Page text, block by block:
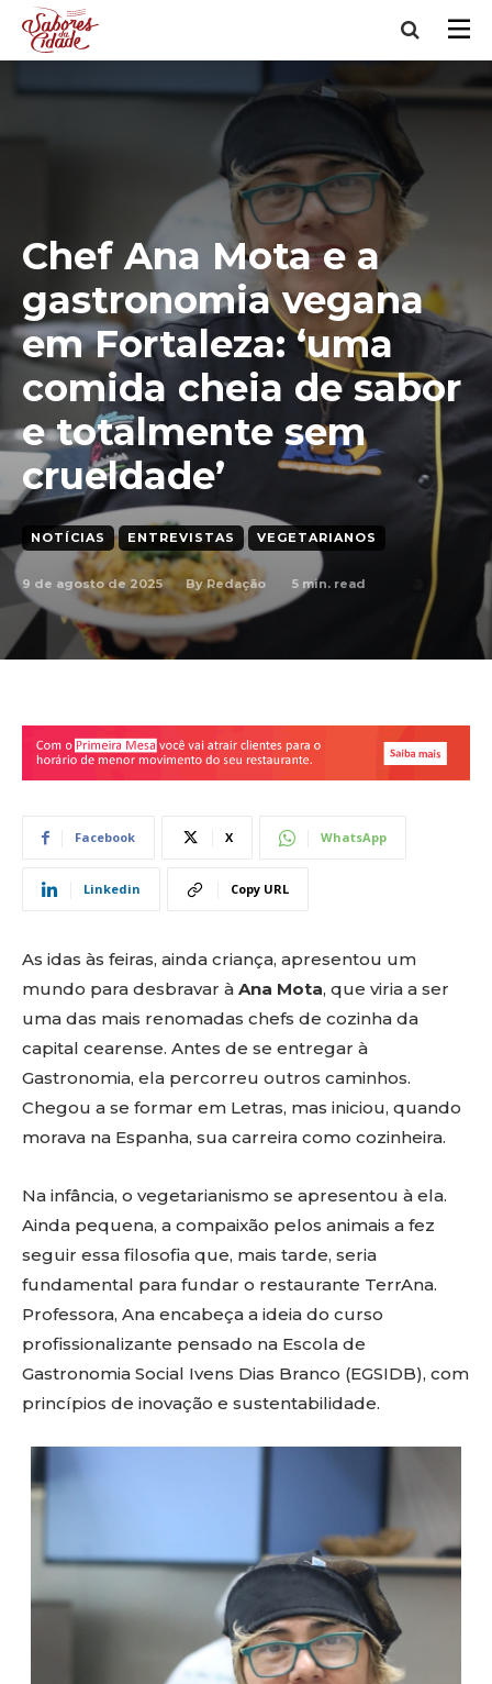
Chef Ana Mota e a
gastronomia vegana
em Fortaleza: ‘uma
comida cheia de sabor
e totalmente sem
crueldade’
NOTÍCIAS ENTREVISTAS VEGETARIANOS
9 de agosto de 2025 By Redação 5 min. read
Facebook X WhatsApp
Linkedin Copy URL
As idas às feiras, ainda criança, apresentou um
mundo para desbravar à Ana Mota, que viria a ser
uma das mais renomadas chefs de cozinha da
capital cearense. Antes de se entregar à
Gastronomia, ela percorreu outros caminhos.
Chegou a se formar em Letras, mas iniciou, quando
morava na Espanha, sua carreira como cozinheira.
Na infância, o vegetarianismo se apresentou à ela.
Ainda pequena, a compaixão pelos animais a fez
seguir essa filosofia que, mais tarde, seria
fundamental para fundar o restaurante TerrAna.
Professora, Ana encabeça a ideia do curso
profissionalizante pensado na Escola de
Gastronomia Social Ivens Dias Branco (EGSIDB), com
princípios de inovação e sustentabilidade.